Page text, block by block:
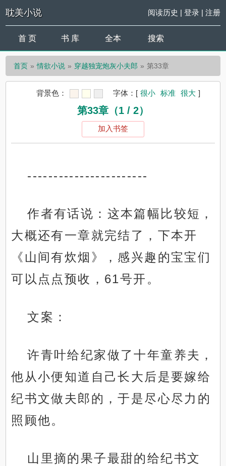
耽美小说 阅读历史 | 登录| 注册
首 页 书 库 全本 搜索
首页 情欲小说 穿越独宠炮灰小夫郎 第33章
背景色： 字体： [ 很小 标准 很大 ]
第33章（1 / 2）
加入书签
-----------------------
作者有话说：这本篇幅比较短，
大概还有一章就完结了，下本开
《山间有炊烟》，感兴趣的宝宝们
可以点点预收，61号开。
文案：
许青叶给纪家做了十年童养夫，
他从小便知道自己长大后是要嫁给
纪书文做夫郎的，于是尽心尽力的
照顾他。
山里摘的果子最甜的给纪书文